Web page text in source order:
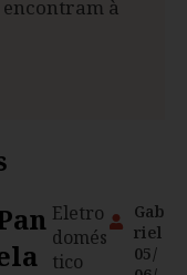
à
Eletro
domés
tico
Gab
riel
05/